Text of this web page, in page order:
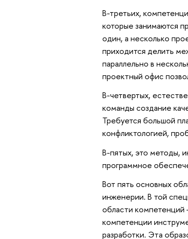
В-третьих,
которые занимаются
один, а несколько
приходится делить
параллельно в
проектный офис
В-четвертых,
команды создание
Требуется большой
конфликтологией,
В-пятых, это методы,
программное
Вот пять основных
инженерии. В той
области компетенций
компетенции
разработки. Эта